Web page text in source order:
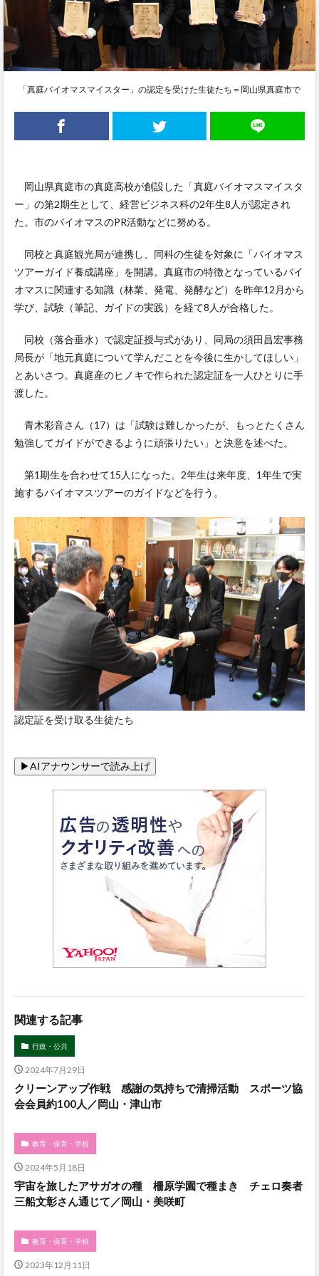
「真庭バイオマスマイスター」の認定を受けた生徒たち＝岡山県真庭市で
岡山県真庭市の真庭高校が創設した「真庭バイオマスマイスタ
ー」の第2期生として、経営ビジネス科の2年生8人が認定され
た。市のバイオマスのPR活動などに努める。
同校と真庭観光局が連携し、同科の生徒を対象に「バイオマス
ツアーガイド養成講座」を開講。真庭市の特徴となっているバイ
オマスに関連する知識（林業、発電、発酵など）を昨年12月から
学び、試験（筆記、ガイドの実践）を経て8人が合格した。
同校（落合垂水）で認定証授与式があり、同局の須田昌宏事務
局長が「地元真庭について学んだことを今後に生かしてほしい」
とあいさつ。真庭産のヒノキで作られた認定証を一人ひとりに手
渡した。
青木彩音さん（17）は「試験は難しかったが、もっとたくさん
勉強してガイドができるように頑張りたい」と決意を述べた。
第1期生を合わせて15人になった。2年生は来年度、1年生で実
施するバイオマスツアーのガイドなどを行う。
認定証を受け取る生徒たち
関連する記事
行政・公共
2024年7月29日
クリーンアップ作戦 感謝の気持ちで清掃活動 スポーツ協
会会員約100人／岡山・津山市
教育・保育・学校
2024年5月18日
宇宙を旅したアサガオの種 柵原学園で種まき チェロ奏者
三船文彰さん通じて／岡山・美咲町
教育・保育・学校
2023年12月11日